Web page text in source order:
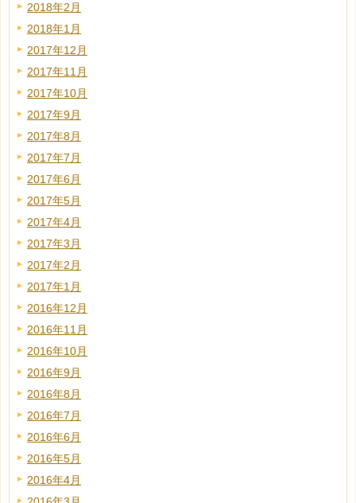
2018年2月
2018年1月
2017年12月
2017年11月
2017年10月
2017年9月
2017年8月
2017年7月
2017年6月
2017年5月
2017年4月
2017年3月
2017年2月
2017年1月
2016年12月
2016年11月
2016年10月
2016年9月
2016年8月
2016年7月
2016年6月
2016年5月
2016年4月